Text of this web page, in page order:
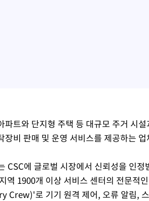
파트와 단지형 주택 등 대규모 주거 시
장비 판매 및 운영 서비스를 제공하는 업
CSC에 글로벌 시장에서 신뢰성을 인
역 1900개 이상 서비스 센터의 전문적
Crew)'로 기기 원격 제어, 오류 알림,